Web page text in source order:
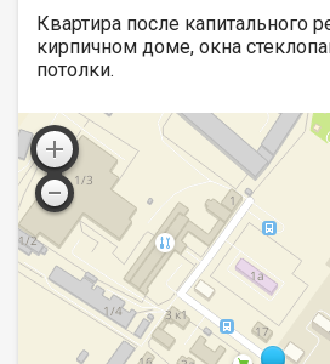
Квартира после капитального
кирпичном доме, окна
потолки.